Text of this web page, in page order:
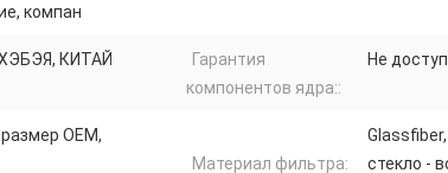
компан
КИТАЙ
Гарантия
компонентов ядра::
Не
OEM,
Материал фильтра:
стекло -